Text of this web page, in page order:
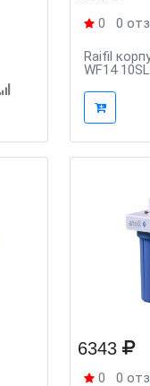
0 0
Raifil
WF14 10SL
6343
0 0